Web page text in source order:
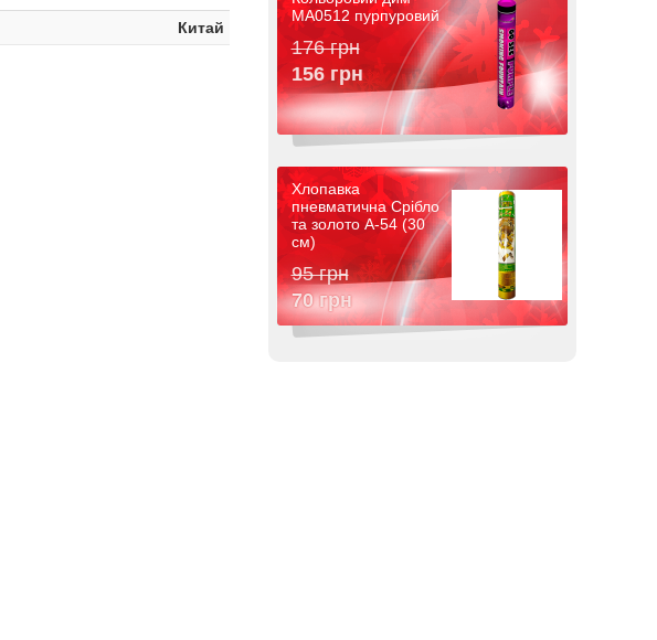
Китай
MA0512 пурпуровий
176 грн
156 грн
Хлопавка
пневматична Срібло
та золото A-54 (30
см)
95 грн
70 грн